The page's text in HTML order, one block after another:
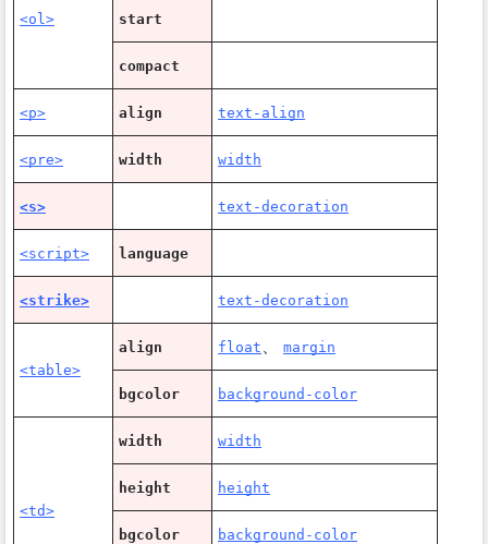
<ol> start
compact
<p> align text-align
<pre> width width
<s> text-decoration
<script> language
<strike> text-decoration
<table>
align float margin
bgcolor background-color
<td>
width width
height height
bgcolor background-color